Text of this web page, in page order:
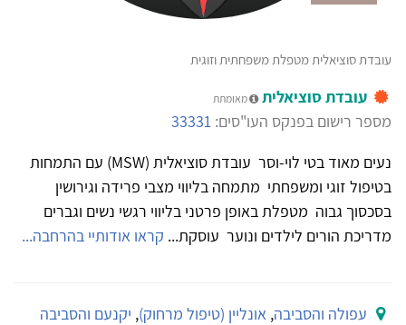
עובדת סוציאלית מטפלת משפחתית וזוגית
עובדת סוציאלית מאומתת
מספר רישום בפנקס העו"סים: 33331
נעים מאוד בטי לוי-וסר עובדת סוציאלית (MSW) עם התמחות
בטיפול זוגי ומשפחתי מתמחה בליווי מצבי פרידה וגירושין
בסכסוך גבוה מטפלת באופן פרטני בליווי רגשי נשים וגברים
מדריכת הורים לילדים ונוער עוסקת... קראו אודותיי בהרחבה...
עפולה והסביבה,אונליין (טיפול מרחוק), יקנעם והסביבה